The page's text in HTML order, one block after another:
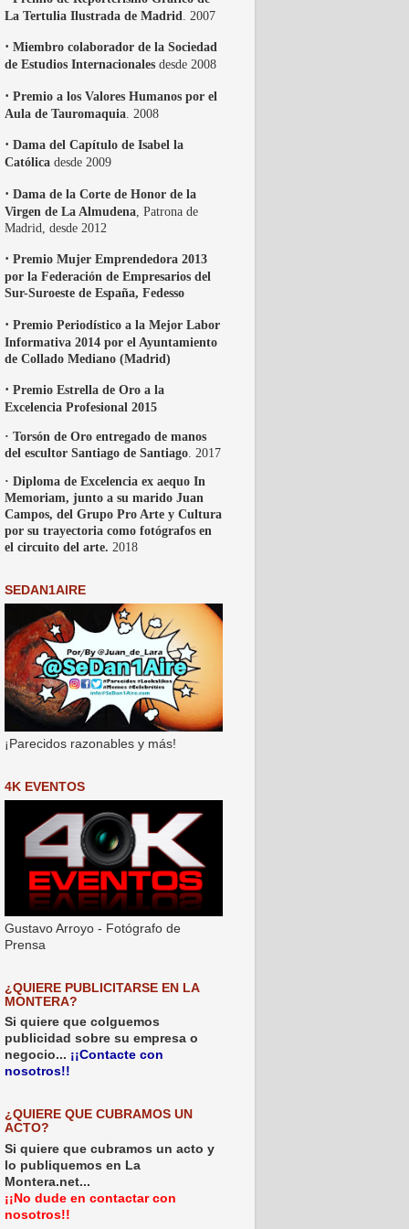
La Tertulia Ilustrada de Madrid . 2007
· Miembro colaborador de la Sociedad
de Estudios Internacionales desde 2008
· Premio a los Valores Humanos por el
Aula de Tauromaquia . 2008
· Dama del Capítulo de Isabel la
Católica desde 2009
· Dama de la Corte de Honor de la
Virgen de La Almudena , Patrona de
Madrid, desde 2012
· Premio Mujer Emprendedora 2013
por la Federación de Empresarios del
Sur-Suroeste de España, Fedesso
· Premio Periodístico a la Mejor Labor
Informativa 2014 por el Ayuntamiento
de Collado Mediano (Madrid)
· Premio Estrella de Oro a la
Excelencia Profesional 2015
· Torsón de Oro entregado de manos
del escultor Santiago de Santiago . 2017
· Diploma de Excelencia ex aequo In
Memoriam, junto a su marido Juan
Campos, del Grupo Pro Arte y Cultura
por su trayectoria como fotógrafos en
el circuito del arte. 2018
SEDAN1AIRE
¡Parecidos razonables y más!
4K EVENTOS
Gustavo Arroyo - Fotógrafo de
Prensa
¿QUIERE PUBLICITARSE EN LA
MONTERA?
Si quiere que colguemos
publicidad sobre su empresa o
negocio... ¡¡Contacte con
nosotros!!
¿QUIERE QUE CUBRAMOS UN
ACTO?
Si quiere que cubramos un acto y
lo publiquemos en La
Montera.net...
¡¡No dude en contactar con
nosotros!!